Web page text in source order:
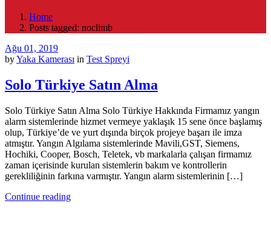
Home
Posts tagged: noclimb
Ağu 01, 2019
byYaka Kamerası in Test Spreyi
Solo Türkiye Satın Alma
Solo Türkiye Satın Alma Solo Türkiye Hakkında Firmamız yangın
alarm sistemlerinde hizmet vermeye yaklaşık 15 sene önce başlamış
olup, Türkiye’de ve yurt dışında birçok projeye başarı ile imza
atmıştır. Yangın Algılama sistemlerinde Mavili,GST, Siemens,
Hochiki, Cooper, Bosch, Teletek, vb markalarla çalışan firmamız
zaman içerisinde kurulan sistemlerin bakım ve kontrollerin
gerekliliğinin farkına varmıştır. Yangın alarm sistemlerinin […]
Continue reading